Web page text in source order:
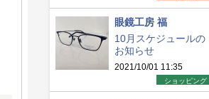
眼鏡工房 福
10月スケジュールの
お知らせ
2021/10/01 11:35
ショッピング